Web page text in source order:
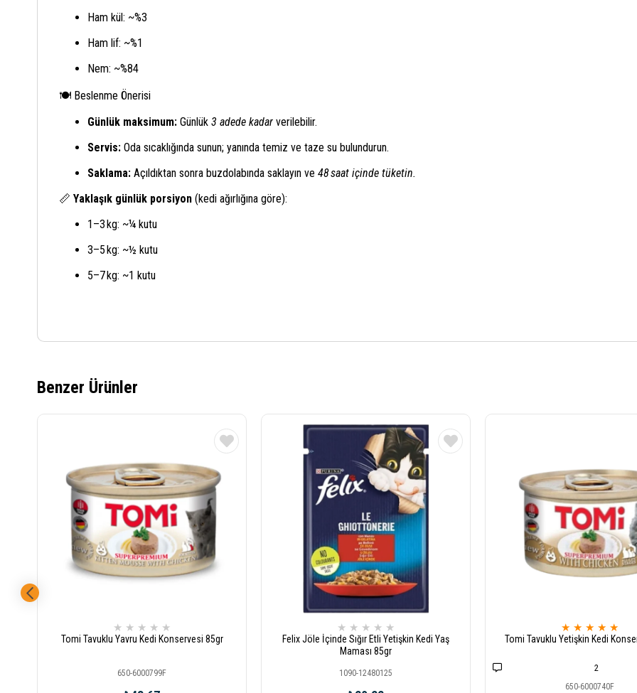
Ham kül: ~%3
Ham lif: ~%1
Nem: ~%84
🍽️ Beslenme Önerisi
Günlük maksimum: Günlük 3 adede kadar verilebilir.
Servis: Oda sıcaklığında sunun; yanında temiz ve taze su bulundurun.
Saklama: Açıldıktan sonra buzdolabında saklayın ve 48 saat içinde tüketin.
📏 Yaklaşık günlük porsiyon (kedi ağırlığına göre):
1–3 kg: ~¼ kutu
3–5 kg: ~½ kutu
5–7 kg: ~1 kutu
Benzer Ürünler
★ ★ ★ ★ ★
Tomi Tavuklu Yavru Kedi Konservesi 85gr
650-6000799F
★ ★ ★ ★ ★
Felix Jöle İçinde Sığır Etli Yetişkin Kedi Yaş
Maması 85gr
1090-12480125
★ ★ ★ ★ ★
Tomi Tavuklu Yetişkin Kedi
2
650-6000740F